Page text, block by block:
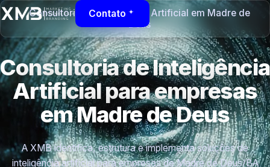
Contato
Consultoria de Inteligência Artificial em Madre de
Deus
Consultoria de Inteligência
Artificial para empresas
em Madre de Deus
A XMB identifica, estrutura e implementa soluções de
inteligência artificial para empresas de Madre de Deus/BA